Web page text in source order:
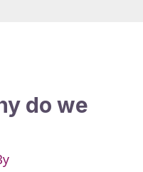
do we